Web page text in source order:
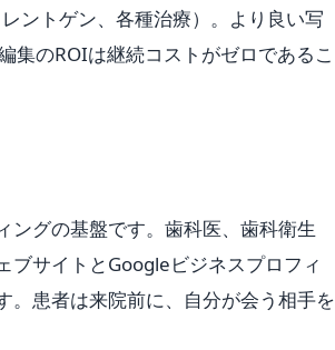
ントゲン、各種治療）。より良い写
集のROIは継続コストがゼロであるこ
ングの基盤です。歯科医、歯科衛生
ブサイトとGoogleビジネスプロフィ
。患者は来院前に、自分が会う相手を